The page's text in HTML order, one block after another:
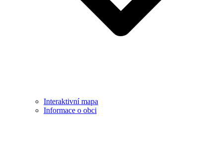
Interaktivní mapa
Informace o obci